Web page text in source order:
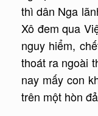
thì dân Nga
Xô đem qua
nguy hiểm,
thoát ra ngoài
nay mấy con
trên một hòn